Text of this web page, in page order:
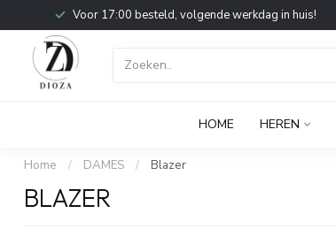
Voor 17:00 besteld, volgende werkdag in huis!
HOME HEREN
Home / DAMES / Blazer
BLAZER